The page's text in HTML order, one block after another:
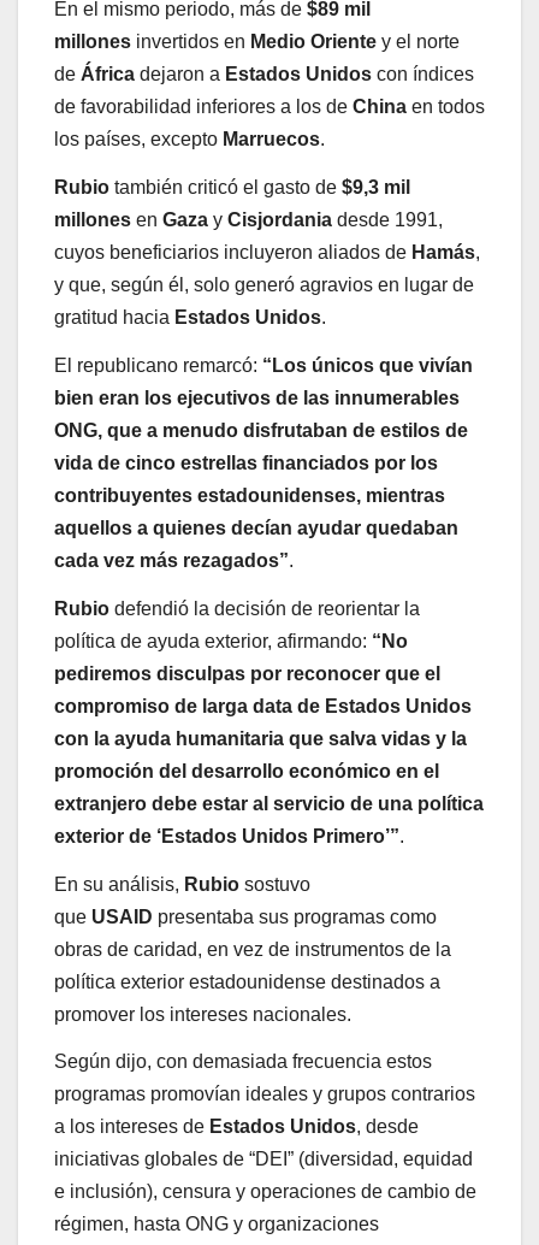
En el mismo periodo, más de $89 mil
millones invertidos en Medio Oriente y el norte
de África dejaron a Estados Unidos con índices
de favorabilidad inferiores a los de China en todos
los países, excepto Marruecos.
Rubio también criticó el gasto de $9,3 mil
millones en Gaza y Cisjordania desde 1991,
cuyos beneficiarios incluyeron aliados de Hamás,
y que, según él, solo generó agravios en lugar de
gratitud hacia Estados Unidos.
El republicano remarcó: “Los únicos que vivían
bien eran los ejecutivos de las innumerables
ONG, que a menudo disfrutaban de estilos de
vida de cinco estrellas financiados por los
contribuyentes estadounidenses, mientras
aquellos a quienes decían ayudar quedaban
cada vez más rezagados”.
Rubio defendió la decisión de reorientar la
política de ayuda exterior, afirmando: “No
pediremos disculpas por reconocer que el
compromiso de larga data de Estados Unidos
con la ayuda humanitaria que salva vidas y la
promoción del desarrollo económico en el
extranjero debe estar al servicio de una política
exterior de ‘Estados Unidos Primero’”.
En su análisis, Rubio sostuvo
que USAID presentaba sus programas como
obras de caridad, en vez de instrumentos de la
política exterior estadounidense destinados a
promover los intereses nacionales.
Según dijo, con demasiada frecuencia estos
programas promovían ideales y grupos contrarios
a los intereses de Estados Unidos, desde
iniciativas globales de “DEI” (diversidad, equidad
e inclusión), censura y operaciones de cambio de
régimen, hasta ONG y organizaciones